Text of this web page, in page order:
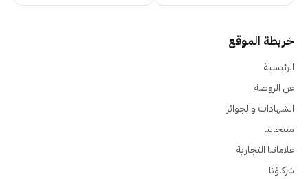
خريطة الموقع
الرئيسية
عن الروضة
الشهادات والجوائز
منتجاتنا
علاماتنا التجارية
شركاؤنا